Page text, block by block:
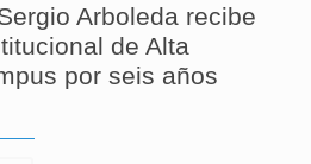
Arboleda recibe
de Alta
por seis años